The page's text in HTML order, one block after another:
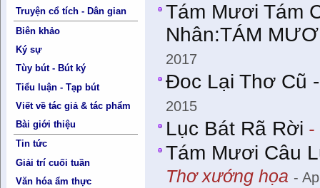
Truyện cổ tích - Dân gian
Biên khảo
Ký sự
Tùy bút - Bút ký
Tiểu luận - Tạp bút
Viết về tác giả & tác phẩm
Bài giới thiệu
Tin tức
Giải trí cuối tuần
Văn hóa ẩm thực
Tám Mươi Tám
Nhân:TÁM
2017
Đoc Lại Thơ Cũ
2015
Lục Bát Rã Rời -
Tám Mươi Câu
Thơ xướng họa -